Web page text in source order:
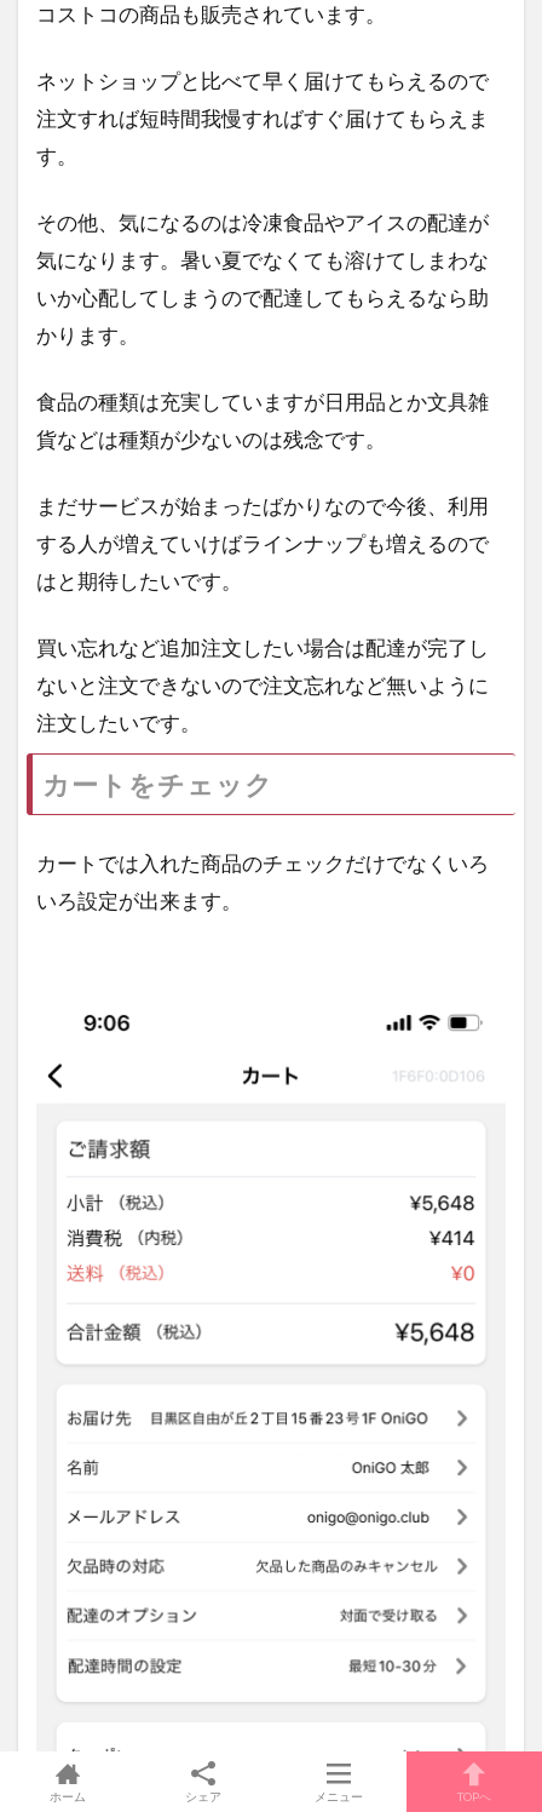
コストコの商品も販売されています。
ネットショップと比べて早く届けてもらえるので
注文すれば短時間我慢すればすぐ届けてもらえま
す。
その他、気になるのは冷凍食品やアイスの配達が
気になります。暑い夏でなくても溶けてしまわな
いか心配してしまうので配達してもらえるなら助
かります。
食品の種類は充実していますが日用品とか文具雑
貨などは種類が少ないのは残念です。
まだサービスが始まったばかりなので今後、利用
する人が増えていけばラインナップも増えるので
はと期待したいです。
買い忘れなど追加注文したい場合は配達が完了し
ないと注文できないので注文忘れなど無いように
注文したいです。
カートをチェック
カートでは入れた商品のチェックだけでなくいろ
いろ設定が出来ます。
ホーム シェア メニュー TOPへ